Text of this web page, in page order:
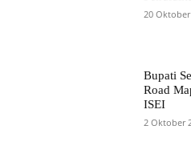
20
Bupati
Road
ISEI
2 Oktober